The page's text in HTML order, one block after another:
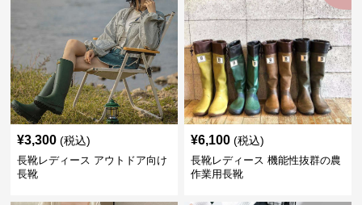
¥3,300 (税込)
長靴レディース アウトドア向け
長靴
¥6,100 (税込)
長靴レディース 機能性抜群の農
作業用長靴